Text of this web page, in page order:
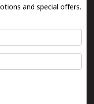
and special offers.